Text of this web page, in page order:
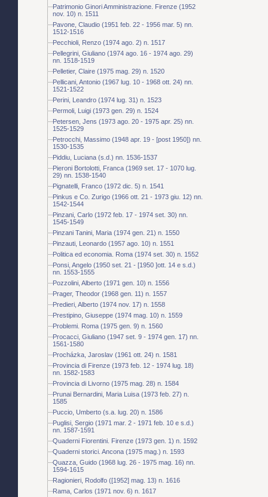
Patrimonio Ginori Amministrazione. Firenze (1952
nov. 10) n. 1511
Pavone, Claudio (1951 feb. 22 - 1956 mar. 5) nn.
1512-1516
Pecchioli, Renzo (1974 ago. 2) n. 1517
Pellegrini, Giuliano (1974 ago. 16 - 1974 ago. 29)
nn. 1518-1519
Pelletier, Claire (1975 mag. 29) n. 1520
Pellicani, Antonio (1967 lug. 10 - 1968 ott. 24) nn.
1521-1522
Perini, Leandro (1974 lug. 31) n. 1523
Permoli, Luigi (1973 gen. 29) n. 1524
Petersen, Jens (1973 ago. 20 - 1975 apr. 25) nn.
1525-1529
Petrocchi, Massimo (1948 apr. 19 - [post 1950]) nn.
1530-1535
Piddiu, Luciana (s.d.) nn. 1536-1537
Pieroni Bortolotti, Franca (1969 set. 17 - 1070 lug.
29) nn. 1538-1540
Pignatelli, Franco (1972 dic. 5) n. 1541
Pinkus e Co. Zurigo (1966 ott. 21 - 1973 giu. 12) nn.
1542-1544
Pinzani, Carlo (1972 feb. 17 - 1974 set. 30) nn.
1545-1549
Pinzani Tanini, Maria (1974 gen. 21) n. 1550
Pinzauti, Leonardo (1957 ago. 10) n. 1551
Politica ed economia. Roma (1974 set. 30) n. 1552
Ponsi, Angelo (1950 set. 21 - [1950 ]ott. 14 e s.d.)
nn. 1553-1555
Pozzolini, Alberto (1971 gen. 10) n. 1556
Prager, Theodor (1968 gen. 11) n. 1557
Predieri, Alberto (1974 nov. 17) n. 1558
Prestipino, Giuseppe (1974 mag. 10) n. 1559
Problemi. Roma (1975 gen. 9) n. 1560
Procacci, Giuliano (1947 set. 9 - 1974 gen. 17) nn.
1561-1580
Procházka, Jaroslav (1961 ott. 24) n. 1581
Provincia di Firenze (1973 feb. 12 - 1974 lug. 18)
nn. 1582-1583
Provincia di Livorno (1975 mag. 28) n. 1584
Prunai Bernardini, Maria Luisa (1973 feb. 27) n.
1585
Puccio, Umberto (s.a. lug. 20) n. 1586
Puglisi, Sergio (1971 mar. 2 - 1971 feb. 10 e s.d.)
nn. 1587-1591
Quaderni Fiorentini. Firenze (1973 gen. 1) n. 1592
Quaderni storici. Ancona (1975 mag.) n. 1593
Quazza, Guido (1968 lug. 26 - 1975 mag. 16) nn.
1594-1615
Ragionieri, Rodolfo ([1952] mag. 13) n. 1616
Rama, Carlos (1971 nov. 6) n. 1617